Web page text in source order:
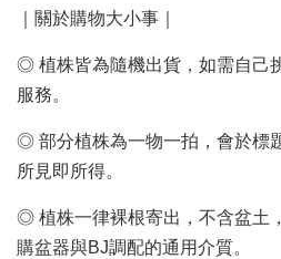
｜關於購物大小事｜
◎ 植株皆為隨機出貨，如需自己
服務。
◎ 部分植株為一物一拍，會於標
所見即所得。
◎ 植株一律裸根寄出，不含盆土
購盆器與BJ調配的通用介質。